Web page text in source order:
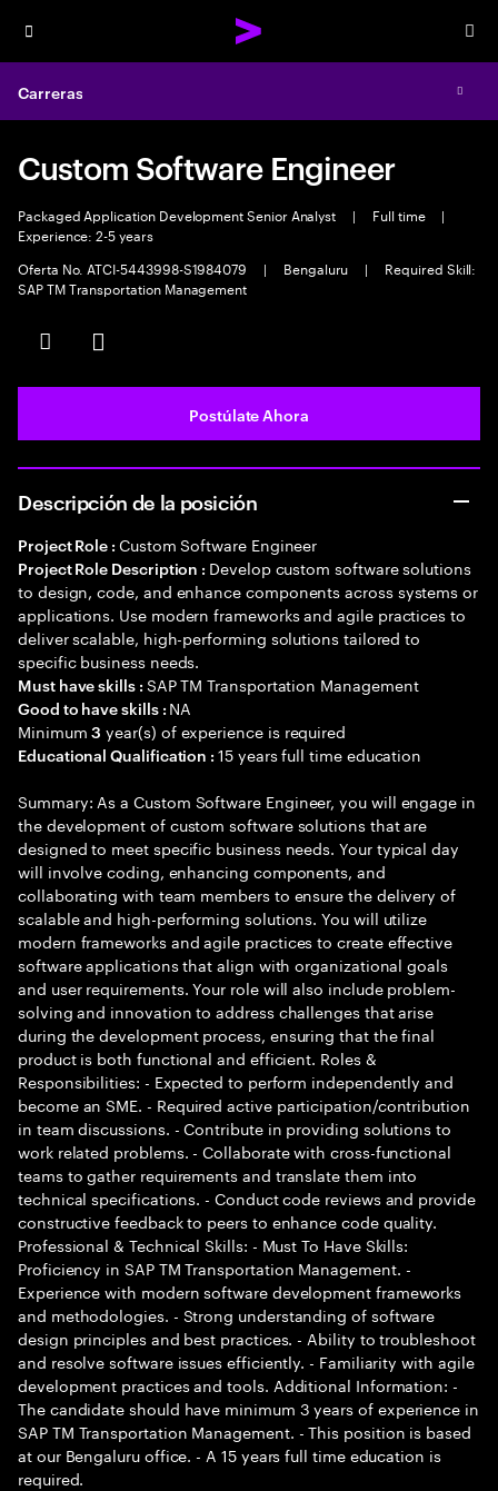
Menu
Carreras
Custom Software Engineer
Packaged Application Development Senior Analyst | Full time
|
Experience: 2-5 years
Oferta No. ATCI-5443998-S1984079
| Bengaluru |
Required Skill:
SAP TM Transportation Management
Guardar este empleo
Compartir este empleo
Postúlate Ahora
Descripción de la posición
Project Role : Custom Software Engineer
Project Role Description : Develop custom software solutions
to design, code, and enhance components across systems or
applications. Use modern frameworks and agile practices to
deliver scalable, high-performing solutions tailored to
specific business needs.
Must have skills : SAP TM Transportation Management
Good to have skills : NA
Minimum3 year(s) of experience is required
Educational Qualification :15 years full time education
Summary: As a Custom Software Engineer, you will engage in
the development of custom software solutions that are
designed to meet specific business needs. Your typical day
will involve coding, enhancing components, and
collaborating with team members to ensure the delivery of
scalable and high-performing solutions. You will utilize
modern frameworks and agile practices to create effective
software applications that align with organizational goals
and user requirements. Your role will also include problem-
solving and innovation to address challenges that arise
during the development process, ensuring that the final
product is both functional and efficient. Roles &
Responsibilities: - Expected to perform independently and
become an SME. - Required active participation/contribution
in team discussions. - Contribute in providing solutions to
work related problems. - Collaborate with cross-functional
teams to gather requirements and translate them into
technical specifications. - Conduct code reviews and provide
constructive feedback to peers to enhance code quality.
Professional & Technical Skills: - Must To Have Skills:
Proficiency in SAP TM Transportation Management. -
Experience with modern software development frameworks
and methodologies. - Strong understanding of software
design principles and best practices. - Ability to troubleshoot
and resolve software issues efficiently. - Familiarity with agile
development practices and tools. Additional Information: -
The candidate should have minimum 3 years of experience in
SAP TM Transportation Management. - This position is based
at our Bengaluru office. - A 15 years full time education is
required.